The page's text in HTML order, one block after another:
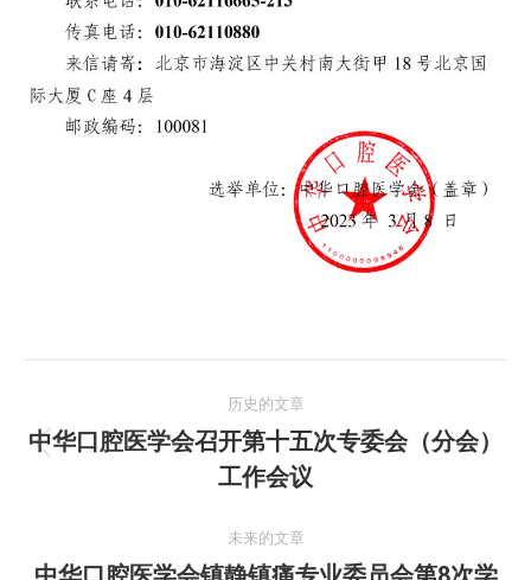
章
历史的文章
历
史
文
中华口腔医学会召开第十五次专委会（分会）
工作会议
未来的文章